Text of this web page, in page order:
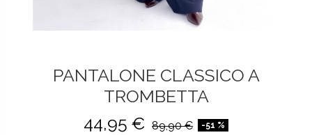
PANTALONE CLASSICO A
TROMBETTA
44,95 € 89,90 € -51 %